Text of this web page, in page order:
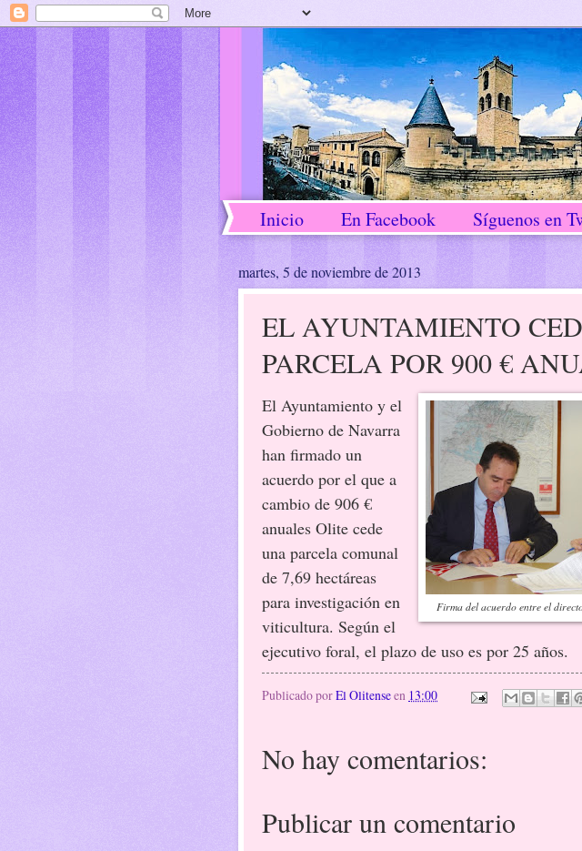
Inicio En Facebook Síguenos en
martes, 5 de noviembre de 2013
EL AYUNTAMIENTO
PARCELA POR 900 €
Firma del acuerdo entre el
El Ayuntamiento y el
Gobierno de Navarra
han firmado un
acuerdo por el que a
cambio de 906 €
anuales Olite cede
una parcela comunal
de 7,69 hectáreas
para investigación en
viticultura. Según el
ejecutivo foral, el plazo de uso es por 25 años.
Publicado porEl Olitenseen 13:00
No hay comentarios:
Publicar un comentario